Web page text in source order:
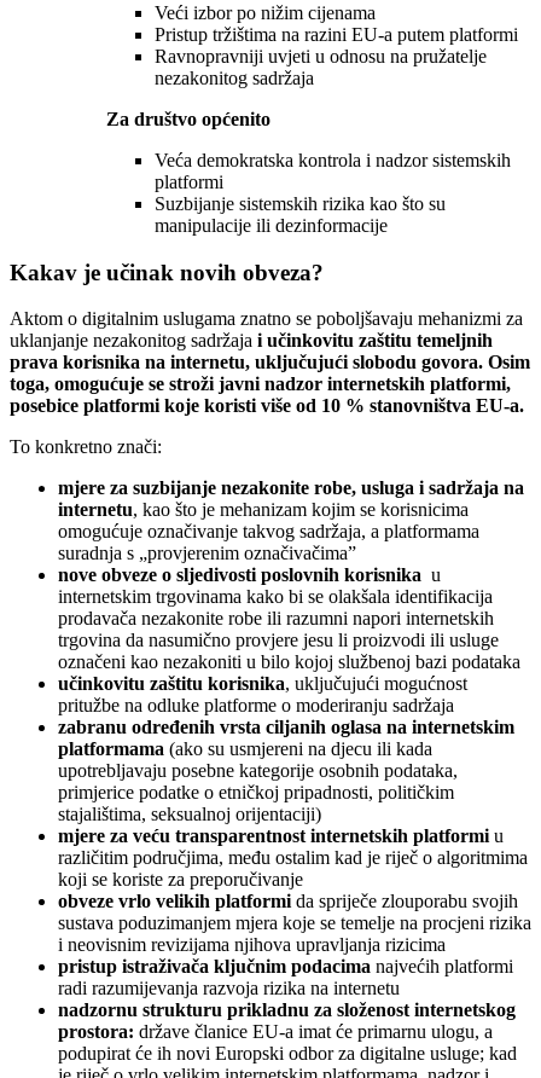
Veći izbor po nižim cijenama
Pristup tržištima na razini EU-a putem platformi
Ravnopravniji uvjeti u odnosu na pružatelje
nezakonitog sadržaja
Za društvo općenito
Veća demokratska kontrola i nadzor sistemskih
platformi
Suzbijanje sistemskih rizika kao što su
manipulacije ili dezinformacije
Kakav je učinak novih obveza?
Aktom o digitalnim uslugama znatno se poboljšavaju mehanizmi za
uklanjanje nezakonitog sadržaja i učinkovitu zaštitu temeljnih
prava korisnika na internetu, uključujući slobodu govora. Osim
toga, omogućuje se stroži javni nadzor internetskih platformi,
posebice platformi koje koristi više od 10 % stanovništva EU-a.
To konkretno znači:
mjere za suzbijanje nezakonite robe, usluga i sadržaja na
internetu, kao što je mehanizam kojim se korisnicima
omogućuje označivanje takvog sadržaja, a platformama
suradnja s „provjerenim označivačima”
nove obveze o sljedivosti poslovnih korisnika u
internetskim trgovinama kako bi se olakšala identifikacija
prodavača nezakonite robe ili razumni napori internetskih
trgovina da nasumično provjere jesu li proizvodi ili usluge
označeni kao nezakoniti u bilo kojoj službenoj bazi podataka
učinkovitu zaštitu korisnika, uključujući mogućnost
pritužbe na odluke platforme o moderiranju sadržaja
zabranu određenih vrsta ciljanih oglasa na internetskim
platformama (ako su usmjereni na djecu ili kada
upotrebljavaju posebne kategorije osobnih podataka,
primjerice podatke o etničkoj pripadnosti, političkim
stajalištima, seksualnoj orijentaciji)
mjere za veću transparentnost internetskih platformi u
različitim područjima, među ostalim kad je riječ o algoritmima
koji se koriste za preporučivanje
obveze vrlo velikih platformi da spriječe zlouporabu svojih
sustava poduzimanjem mjera koje se temelje na procjeni rizika
i neovisnim revizijama njihova upravljanja rizicima
pristup istraživača ključnim podacima najvećih platformi
radi razumijevanja razvoja rizika na internetu
nadzornu strukturu prikladnu za složenost internetskog
prostora: države članice EU-a imat će primarnu ulogu, a
podupirat će ih novi Europski odbor za digitalne usluge; kad